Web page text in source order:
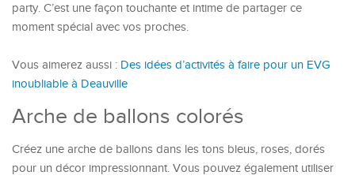
party. C’est une façon touchante et intime de partager ce
moment spécial avec vos proches.
Vous aimerez aussi : Des idées d’activités à faire pour un EVG
inoubliable à Deauville
Arche de ballons colorés
Créez une arche de ballons dans les tons bleus, roses, dorés
pour un décor impressionnant. Vous pouvez également utiliser